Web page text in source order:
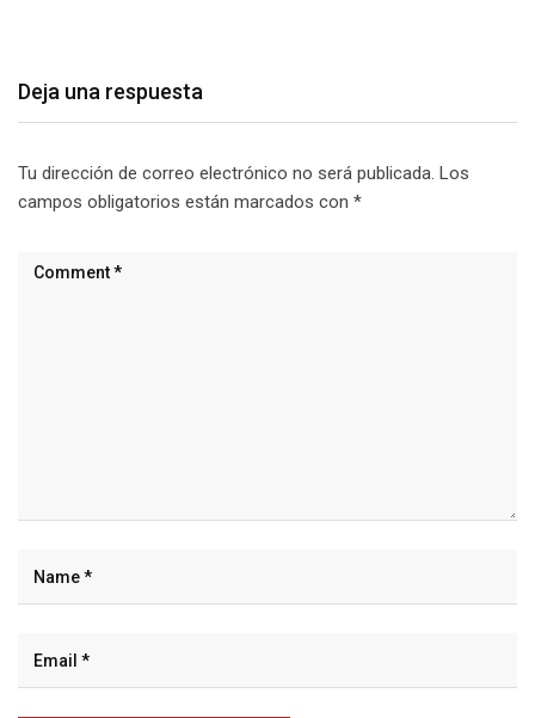
Deja una respuesta
Tu dirección de correo electrónico no será publicada. Los
campos obligatorios están marcados con *